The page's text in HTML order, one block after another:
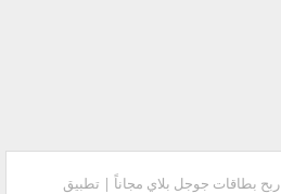
‏ربح بطاقات جوجل بلاي مجاناً | تطبيق